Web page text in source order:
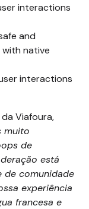
interactions
and
native
interactions
Viafoura,
muito
de
está
de comunidade
experiência
francesa e